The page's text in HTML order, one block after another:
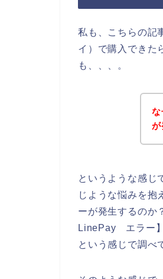
私も、こちらの記
イ）で購入できた
も、、、。
が
というような感じ
じような悩みを抱
ーが発生するのか
LinePay エラー
という感じで調べ